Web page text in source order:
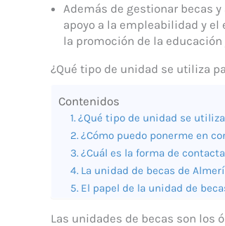
Además de gestionar becas
apoyo a la empleabilidad y
la promoción de la
¿Qué tipo de unidad se utiliza
Contenidos
¿Qué tipo de unidad se
¿Cómo puedo ponerme en
¿Cuál es la forma de
La unidad de becas de
El papel de la unidad de
Las unidades de becas son